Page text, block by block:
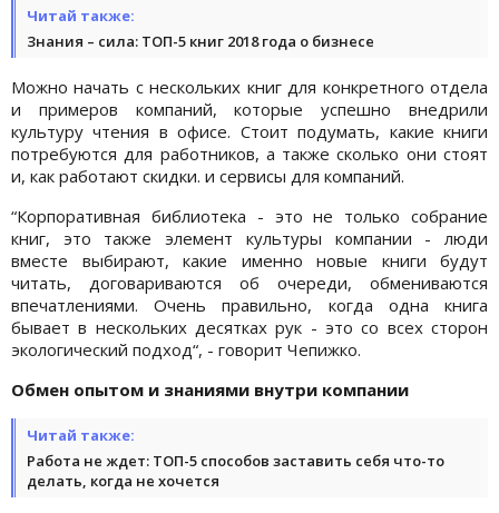
Читай также:
Знания – сила: ТОП-5 книг 2018 года о бизнесе
Можно начать с нескольких книг для конкретного отдела
и примеров компаний, которые успешно внедрили
культуру чтения в офисе. Стоит подумать, какие книги
потребуются для работников, а также сколько они стоят
и, как работают скидки. и сервисы для компаний.
“Корпоративная библиотека - это не только собрание
книг, это также элемент культуры компании - люди
вместе выбирают, какие именно новые книги будут
читать, договариваются об очереди, обмениваются
впечатлениями. Очень правильно, когда одна книга
бывает в нескольких десятках рук - это со всех сторон
экологический подход“, - говорит Чепижко.
Обмен опытом и знаниями внутри компании
Читай также:
Работа не ждет: ТОП-5 способов заставить себя что-то
делать, когда не хочется